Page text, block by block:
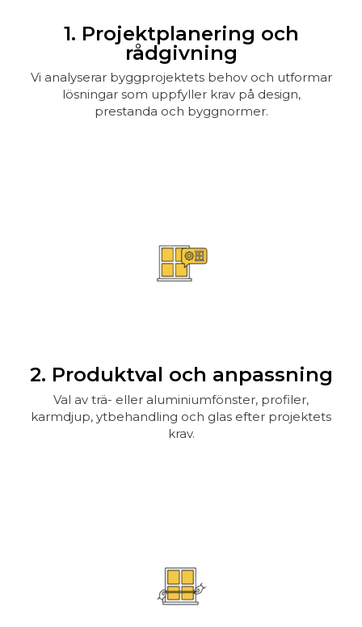
1. Projektplanering och
rådgivning
Vi analyserar byggprojektets behov och utformar
lösningar som uppfyller krav på design,
prestanda och byggnormer.
2. Produktval och anpassning
Val av trä- eller aluminiumfönster, profiler,
karmdjup, ytbehandling och glas efter projektets
krav.